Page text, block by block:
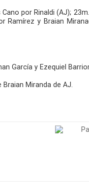
por Rinaldi (AJ);
Ramírez y Braian
García y Ezequiel
Miranda de AJ.